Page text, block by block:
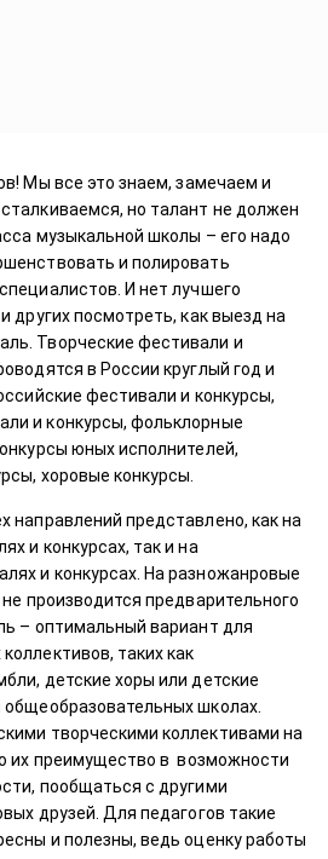
Мы все это знаем, замечаем и
но талант не должен
музыкальной школы – его надо
и полировать
И нет лучшего
других посмотреть, как выезд на
Творческие фестивали и
в России круглый год и
фестивали и конкурсы,
и конкурсы, фольклорные
юных исполнителей,
хоровые конкурсы.
направлений представлено, как на
и конкурсах, так и на
и конкурсах. На разножанровые
производится предварительного
– оптимальный вариант для
таких как
детские хоры или детские
школах.
творческими коллективами на
их преимущество в возможности
пообщаться с другими
друзей. Для педагогов такие
и полезны, ведь оценку работы